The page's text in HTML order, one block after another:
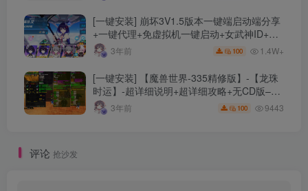
[一键安装] 崩坏3V1.5版本一键端启动端分享
+一键代理+免虚拟机一键启动+女武神ID+详
细指令+极简一键修改
3年前 100 1.4W+
[一键安装] 【魔兽世界-335精修版】-【龙珠
时运】-超详细说明+超详细攻略+无CD版–精
修版本-站长推荐+站长亲测
3年前 100 9443
评论 抢沙发